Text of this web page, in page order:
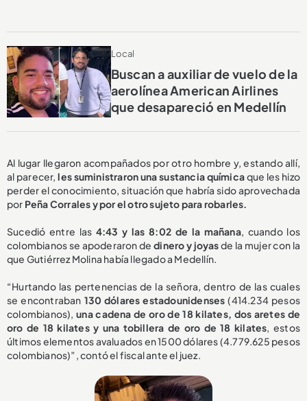
Local
Buscan a auxiliar de vuelo de la
aerolínea American Airlines
que desapareció en Medellín
Al lugar llegaron acompañados por otro hombre y, estando allí,
al parecer,les suministraron una sustancia químicaque les hizo
perder el conocimiento, situación que habría sido aprovechada
por Peña Corrales y por el otro sujeto para robarles.
Sucedió entre las 4:43 y las 8:02 de la mañana, cuando los
colombianos se apoderaron dedinero y joyasde la mujer con la
que Gutiérrez Molina había llegado a Medellín.
“Hurtando las pertenencias de la señora, dentro de las cuales
se encontraban 130 dólares estadounidenses (414.234 pesos
colombianos),una cadena de oro de 18 kilates, dos aretes de
oro de 18 kilates y una tobillera de oro de 18 kilates, estos
últimos elementos avaluados en 1500 dólares (4.779.625 pesos
colombianos)”, contó el fiscal ante el juez.